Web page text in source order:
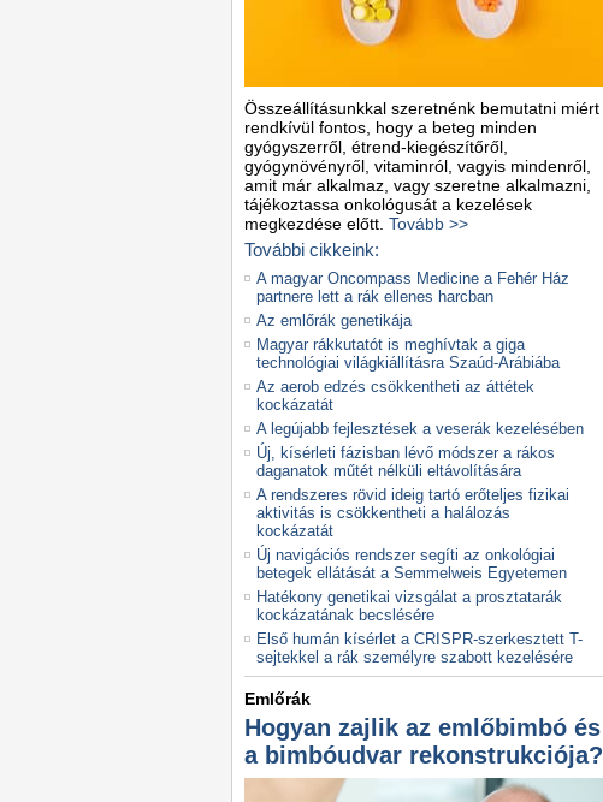
Összeállításunkkal szeretnénk bemutatni miért
rendkívül fontos, hogy a beteg minden
gyógyszerről, étrend-kiegészítőről,
gyógynövényről, vitaminról, vagyis mindenről,
amit már alkalmaz, vagy szeretne alkalmazni,
tájékoztassa onkológusát a kezelések
megkezdése előtt. Tovább >>
További cikkeink:
A magyar Oncompass Medicine a Fehér Ház
partnere lett a rák ellenes harcban
Az emlőrák genetikája
Magyar rákkutatót is meghívtak a giga
technológiai világkiállításra Szaúd-Arábiába
Az aerob edzés csökkentheti az áttétek
kockázatát
A legújabb fejlesztések a veserák kezelésében
Új, kísérleti fázisban lévő módszer a rákos
daganatok műtét nélküli eltávolítására
A rendszeres rövid ideig tartó erőteljes fizikai
aktivitás is csökkentheti a halálozás
kockázatát
Új navigációs rendszer segíti az onkológiai
betegek ellátását a Semmelweis Egyetemen
Hatékony genetikai vizsgálat a prosztatarák
kockázatának becslésére
Első humán kísérlet a CRISPR-szerkesztett T-
sejtekkel a rák személyre szabott kezelésére
Emlőrák
Hogyan zajlik az emlőbimbó és
a bimbóudvar rekonstrukciója?